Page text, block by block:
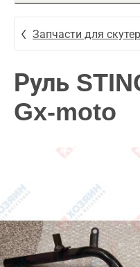
Запчасти для
Руль
Gx-moto